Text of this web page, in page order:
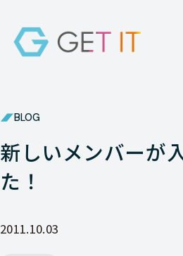
BLOG
新しいメンバーが
た！
2011.10.03